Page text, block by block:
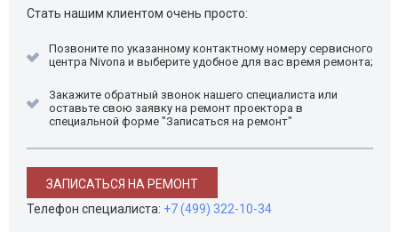
Стать нашим клиентом очень просто:
Позвоните по указанному контактному номеру сервисного
центра Nivona и выберите удобное для вас время ремонта;
Закажите обратный звонок нашего специалиста или
оставьте свою заявку на ремонт проектора в
специальной форме "Записаться на ремонт"
ЗАПИСАТЬСЯ НА РЕМОНТ
Телефон специалиста: +7 (499) 322-10-34